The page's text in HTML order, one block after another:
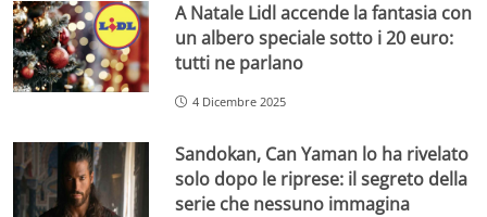
A Natale Lidl accende la fantasia con
un albero speciale sotto i 20 euro:
tutti ne parlano
4 Dicembre 2025
Sandokan, Can Yaman lo ha rivelato
solo dopo le riprese: il segreto della
serie che nessuno immagina